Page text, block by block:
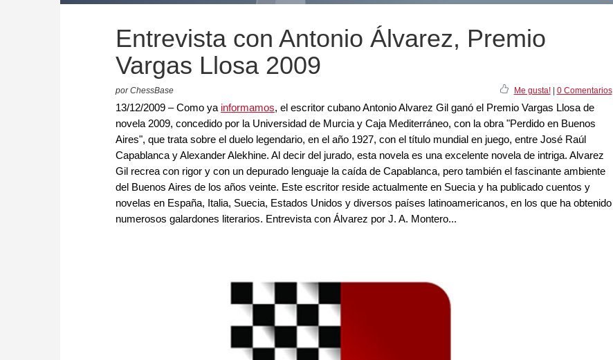
Entrevista con Antonio Álvarez, Premio
Vargas Llosa 2009
por ChessBase Me gusta!| 0 Comentarios
13/12/2009 – Como ya informamos, el escritor cubano Antonio Alvarez Gil ganó el Premio Vargas Llosa de
novela 2009, concedido por la Universidad de Murcia y Caja Mediterráneo, con la obra "Perdido en Buenos
Aires", que trata sobre el duelo legendario, en el año 1927, con el título mundial en juego, entre José Raúl
Capablanca y Alexander Alekhine. Al decir del jurado, esta novela es una excelente novela de intriga. Alvarez
Gil recrea con rigor y con un depurado lenguaje la caída de Capablanca, pero también el fascinante ambiente
del Buenos Aires de los años veinte. Este escritor reside actualmente en Suecia y ha publicado cuentos y
novelas en España, Italia, Suecia, Estados Unidos y diversos países latinoamericanos, en los que ha obtenido
numerosos galardones literarios. Entrevista con Álvarez por J. A. Montero...